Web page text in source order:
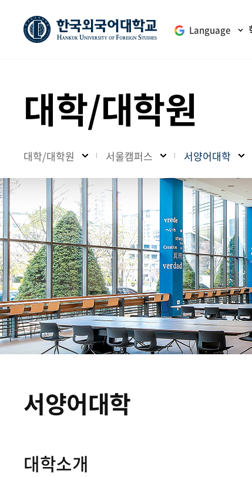
Language
대학/대학원
대학/대학원 서울캠퍼스 서양어대학
서양어대학
대학소개